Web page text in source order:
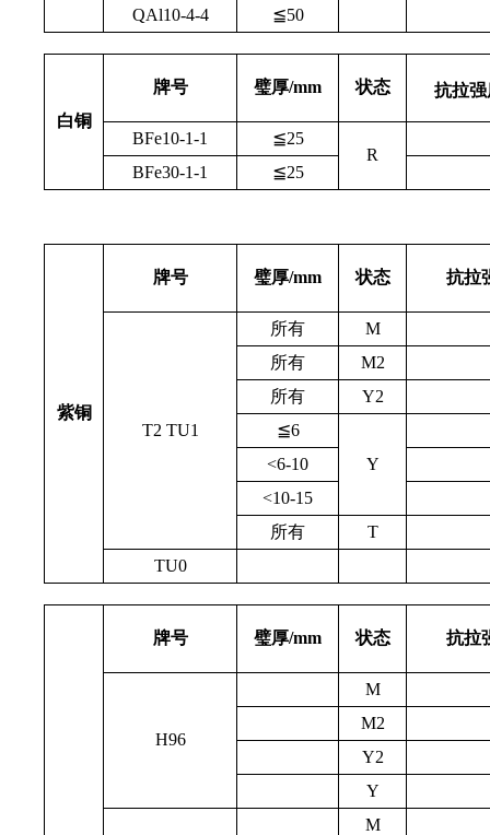
QAl10-4-4
≦50
白铜
牌号 璧厚/mm 状态 抗拉
BFe10-1-1
≦25
R
BFe30-1-1
≦25
紫铜
牌号 璧厚/mm 状态 抗拉
T2 TU1
所有
M
所有
M2
所有
Y2
≦6
Y
<6-10
<10-15
所有
T
TU0
牌号 璧厚/mm 状态 抗拉
H96
M
M2
Y2
Y
M